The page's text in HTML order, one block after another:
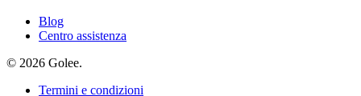
Blog
Centro assistenza
© 2026 Golee.
Termini e condizioni